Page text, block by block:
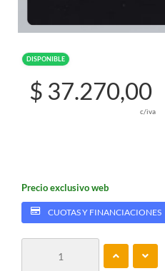
DISPONIBLE
$ 37.270,00
c/iva
Precio exclusivo web
CUOTAS Y FINANCIACIONES